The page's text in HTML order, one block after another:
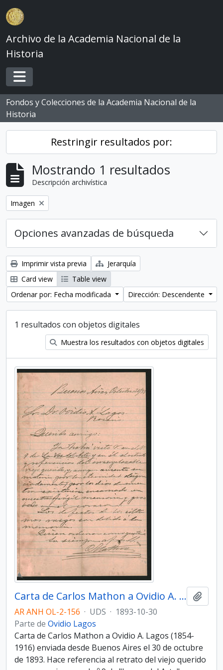
Skip to main content
Archivo de la Academia Nacional de la
Historia
Toggle navigation
Fondos y Colecciones de la Academia Nacional de la
Historia
Restringir resultados por:
Mostrando 1 resultados
Descripción archivística
Remove filter:
Imagen
Opciones avanzadas de búsqueda
Imprimir vista previa
Jerarquía
Card view
Table view
Ordenar por: Fecha modificada
Dirección: Descendente
1 resultados con objetos digitales
Muestra los resultados con objetos digitales
Carta de Carlos Mathon a Ovidio A. Lagos enviada desde Buenos Aires el 30 de octubre de 1893
AR ANH OL-2-156 · UDS · 1893-10-30
Parte de Ovidio Lagos
Carta de Carlos Mathon a Ovidio A. Lagos (1854-
1916) enviada desde Buenos Aires el 30 de octubre
de 1893. Hace referencia al retrato del viejo querido